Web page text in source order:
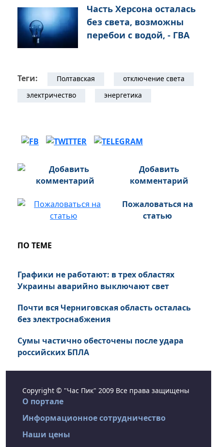
Часть Херсона осталась
без света, возможны
перебои с водой, - ГВА
Теги: Полтавская
отключение света
электричество
энергетика
Добавить
комментарий
Пожаловаться на
статью
ПО ТЕМЕ
Графики не работают: в трех областях
Украины аварийно выключают свет
Почти вся Черниговская область осталась
без электроснабжения
Сумы частично обесточены после удара
российских БПЛА
Copyright © "Час Пик" 2009 Все права защищены
О портале
Информационное сотрудничество
Наши цены